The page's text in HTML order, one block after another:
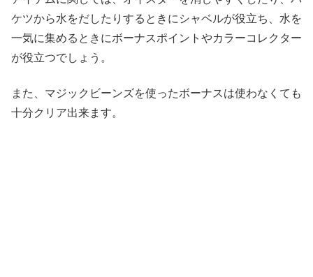
ケツから水をだしたりするときにシャベルが役立ち、水を
一気に集めるときにボーナスポイントやカラーコレクター
が役立つでしょう。
また、マジックビーンズを使ったボーナスは使わなくても
十分クリア出来ます。